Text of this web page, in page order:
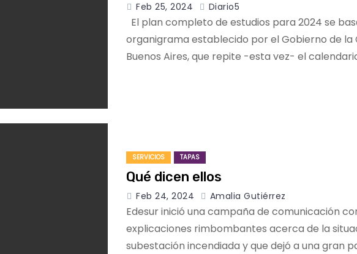
Feb 25, 2024 Diario5
El plan completo de estudios para 2024 se
organigrama establecido por el Gobierno de la
Buenos Aires, que repite -esta vez- el
SERVICIOS TAPAS
Qué dicen ellos
Feb 24, 2024 Amalia Gutiérrez
Edesur inició una campaña de comunicación
explicaciones rimbombantes acerca de la
subestación incendiada y que dejó a una gran